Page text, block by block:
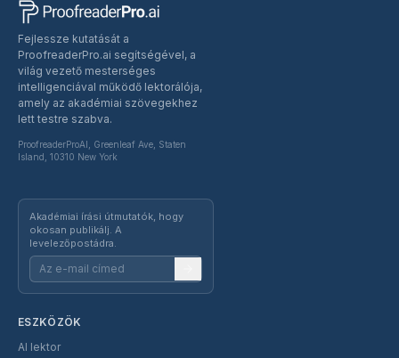
Fejlessze kutatását a
ProofreaderPro.ai segítségével, a
világ vezető mesterséges
intelligenciával működő lektorálója,
amely az akadémiai szövegekhez
lett testre szabva.
ProofreaderProAI, Greenleaf Ave, Staten
Island, 10310 New York
Akadémiai írási útmutatók, hogy
okosan publikálj. A
levelezőpostádra.
ESZKÖZÖK
AI lektor